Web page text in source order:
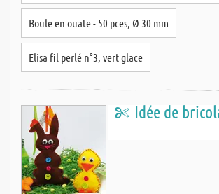
Boule en ouate - 50 pces, Ø 30 mm
Elisa fil perlé n°3, vert glace
Idée de